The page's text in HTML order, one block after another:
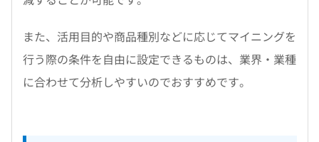
また、活用目的や商品種別などに応じてマイニングを
行う際の条件を自由に設定できるものは、業界・業種
に合わせて分析しやすいのでおすすめです。